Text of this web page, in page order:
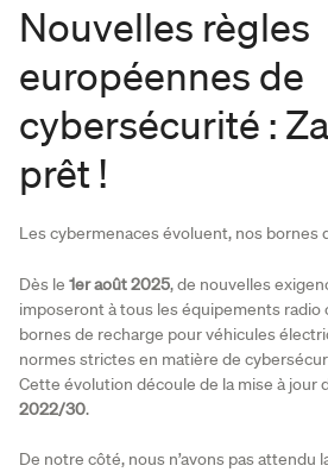
Nouvelles règles
européennes de
cybersécurité :
prêt !
Les cybermenaces évoluent, nos bornes
Dès le 1er août 2025, de nouvelles
imposeront à tous les équipements radio
bornes de recharge pour véhicules
normes strictes en matière de
Cette évolution découle de la mise à jour
2022/30.
De notre côté, nous n’avons pas attendu